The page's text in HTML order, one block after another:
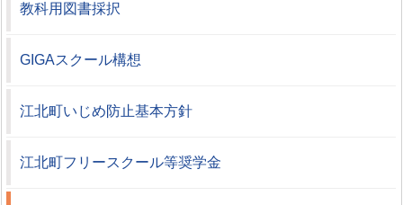
教科用図書採択
GIGAスクール構想
江北町いじめ防止基本方針
江北町フリースクール等奨学金